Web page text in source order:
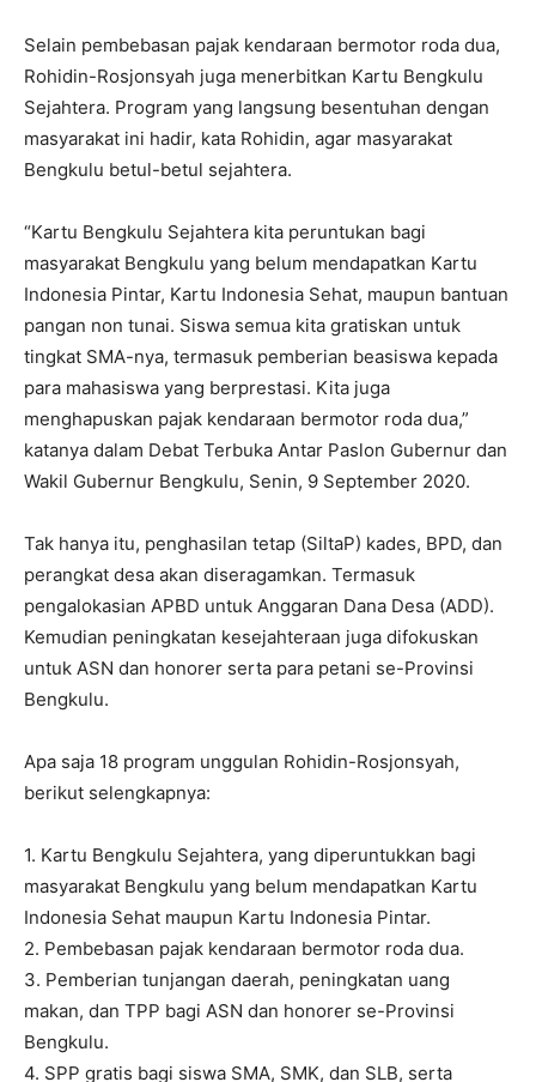
Selain pembebasan pajak kendaraan bermotor roda dua,
Rohidin-Rosjonsyah juga menerbitkan Kartu Bengkulu
Sejahtera. Program yang langsung besentuhan dengan
masyarakat ini hadir, kata Rohidin, agar masyarakat
Bengkulu betul-betul sejahtera.
“Kartu Bengkulu Sejahtera kita peruntukan bagi
masyarakat Bengkulu yang belum mendapatkan Kartu
Indonesia Pintar, Kartu Indonesia Sehat, maupun bantuan
pangan non tunai. Siswa semua kita gratiskan untuk
tingkat SMA-nya, termasuk pemberian beasiswa kepada
para mahasiswa yang berprestasi. Kita juga
menghapuskan pajak kendaraan bermotor roda dua,”
katanya dalam Debat Terbuka Antar Paslon Gubernur dan
Wakil Gubernur Bengkulu, Senin, 9 September 2020.
Tak hanya itu, penghasilan tetap (SiltaP) kades, BPD, dan
perangkat desa akan diseragamkan. Termasuk
pengalokasian APBD untuk Anggaran Dana Desa (ADD).
Kemudian peningkatan kesejahteraan juga difokuskan
untuk ASN dan honorer serta para petani se-Provinsi
Bengkulu.
Apa saja 18 program unggulan Rohidin-Rosjonsyah,
berikut selengkapnya:
1. Kartu Bengkulu Sejahtera, yang diperuntukkan bagi
masyarakat Bengkulu yang belum mendapatkan Kartu
Indonesia Sehat maupun Kartu Indonesia Pintar.
2. Pembebasan pajak kendaraan bermotor roda dua.
3. Pemberian tunjangan daerah, peningkatan uang
makan, dan TPP bagi ASN dan honorer se-Provinsi
Bengkulu.
4. SPP gratis bagi siswa SMA, SMK, dan SLB, serta